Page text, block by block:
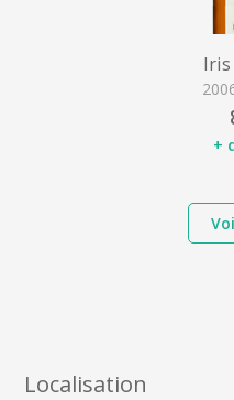
Iris
+
Localisation